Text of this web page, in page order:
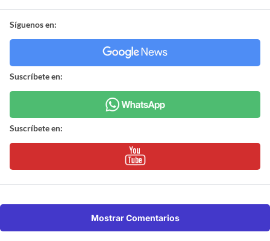
Síguenos en:
Suscríbete en:
Suscríbete en:
Mostrar Comentarios